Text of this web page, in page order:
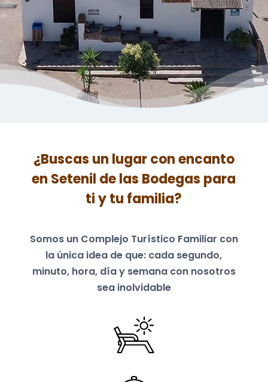
¿Buscas un lugar con encanto
en Setenil de las Bodegas para
ti y tu familia?
Somos un Complejo Turístico Familiar con
la única idea de que: cada segundo,
minuto, hora, día y semana con nosotros
sea inolvidable